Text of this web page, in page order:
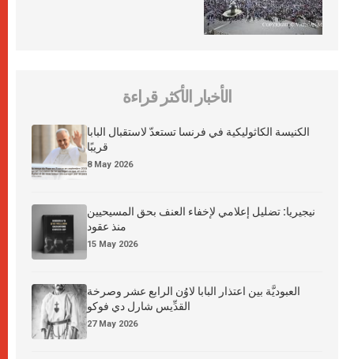
الأخبار الأكثر قراءة
الكنيسة الكاثوليكية في فرنسا تستعدّ لاستقبال البابا
قريبًا
8 May 2026
نيجيريا: تضليل إعلامي لإخفاء العنف بحق المسيحيين
منذ عقود
15 May 2026
العبوديَّة بين اعتذار البابا لاوُن الرابع عشر وصرخة
القدِّيس شارل دي فوكو
27 May 2026